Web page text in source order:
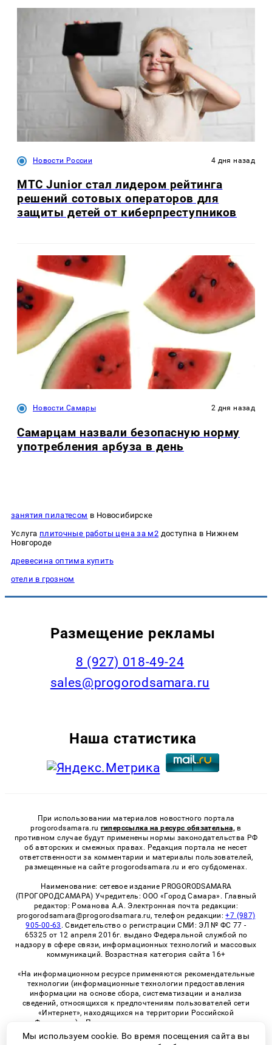
Новости России 4 дня назад
МТС Junior стал лидером рейтинга
решений сотовых операторов для
защиты детей от киберпреступников
Новости Самары 2 дня назад
Самарцам назвали безопасную норму
употребления арбуза в день
занятия пилатесом в Новосибирске
Услуга плиточные работы цена за м2 доступна в Нижнем
Новгороде
древесина оптима купить
отели в грозном
Размещение рекламы
8 (927) 018-49-24
sales@progorodsamara.ru
Наша статистика
При использовании материалов новостного портала
progorodsamara.ru гиперссылка на ресурс обязательна, в
противном случае будут применены нормы законодательства РФ
об авторских и смежных правах. Редакция портала не несет
ответственности за комментарии и материалы пользователей,
размещенные на сайте progorodsamara.ru и его субдоменах.
Наименование: сетевое издание PROGORODSAMARA
(ПРОГОРОДСАМАРА) Учредитель: ООО «Город Самара». Главный
редактор: Романова А.А. Электронная почта редакции:
progorodsamara@progorodsamara.ru, телефон редакции:+7 (987)
905-00-63 . Свидетельство о регистрации СМИ: ЭЛ № ФС 77 -
65325 от 12 апреля 2016г. выдано Федеральной службой по
надзору в сфере связи, информационных технологий и массовых
коммуникаций. Возрастная категория сайта 16+
«На информационном ресурсе применяются рекомендательные
технологии (информационные технологии предоставления
информации на основе сбора, систематизации и анализа
сведений, относящихся к предпочтениям пользователей сети
«Интернет», находящихся на территории Российской
Федерации)». Правила применения рекомендательных
технологий в виджетах рекламно-обменной сети
«СМИ2» (PDF)
Мы используем cookie. Во время посещения сайта вы